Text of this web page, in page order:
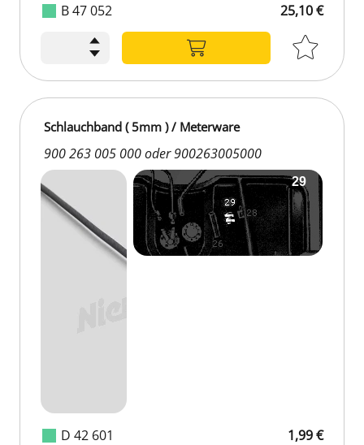
B 47 052 25,10 €
D 42 601
Schlauchband ( 5mm ) / Meterware
900 263 005 000 oder 900263005000
1,99 €